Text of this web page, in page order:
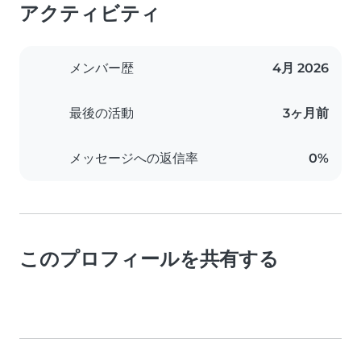
アクティビティ
メンバー歴 4月 2026
最後の活動 3ヶ月前
メッセージへの返信率 0%
このプロフィールを共有する